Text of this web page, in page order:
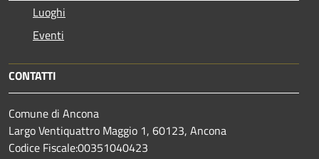
Luoghi
Eventi
CONTATTI
Comune di Ancona
Largo Ventiquattro Maggio 1, 60123, Ancona
Codice Fiscale:00351040423